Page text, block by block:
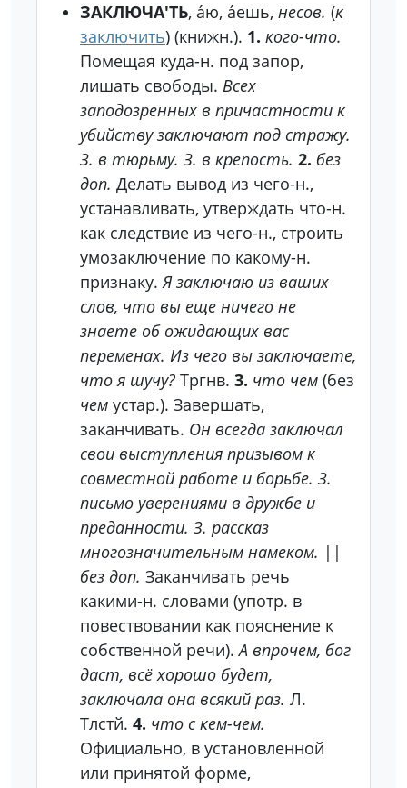
ЗАКЛЮЧА'ТЬ, а́ю, а́ешь, несов. (к
заключить) (книжн.). 1. кого-что.
Помещая куда-н. под запор,
лишать свободы. Всех
заподозренных в причастности к
убийству заключают под стражу.
З. в тюрьму. З. в крепость. 2. без
доп. Делать вывод из чего-н.,
устанавливать, утверждать что-н.
как следствие из чего-н., строить
умозаключение по какому-н.
признаку. Я заключаю из ваших
слов, что вы еще ничего не
знаете об ожидающих вас
переменах. Из чего вы заключаете,
что я шучу? Тргнв. 3. что чем (без
чем устар.). Завершать,
заканчивать. Он всегда заключал
свои выступления призывом к
совместной работе и борьбе. З.
письмо уверениями в дружбе и
преданности. З. рассказ
многозначительным намеком. ||
без доп. Заканчивать речь
какими-н. словами (употр. в
повествовании как пояснение к
собственной речи). А впрочем, бог
даст, всё хорошо будет,
заключала она всякий раз. Л.
Тлстй. 4. что с кем-чем.
Официально, в установленной
или принятой форме,